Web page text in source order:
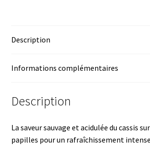
Description
Informations complémentaires
Description
La saveur sauvage et acidulée du cassis
papilles pour un rafraîchissement